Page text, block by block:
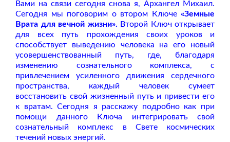
Вами на связи сегодня снова я, Архангел Михаил.
Сегодня мы поговорим о втором Ключе «Земные
Врата для вечной жизни». Второй Ключ открывает
для всех путь прохождения своих уроков и
способствует выведению человека на его новый
усовершенствованный путь, где, благодаря
изменению сознательного комплекса, с
привлечением усиленного движения сердечного
пространства, каждый человек сумеет
восстановить свой жизненный путь и привести его
к вратам. Сегодня я расскажу подробно как при
помощи данного Ключа интегрировать свой
сознательный комплекс в Свете космических
течений новых энергий.